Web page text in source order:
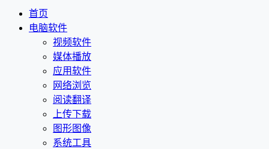
首页
电脑软件
视频软件
媒体播放
应用软件
网络浏览
阅读翻译
上传下载
图形图像
系统工具